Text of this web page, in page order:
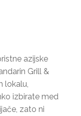
azijske
Grill &
lokalu,
izbirate med
zato ni